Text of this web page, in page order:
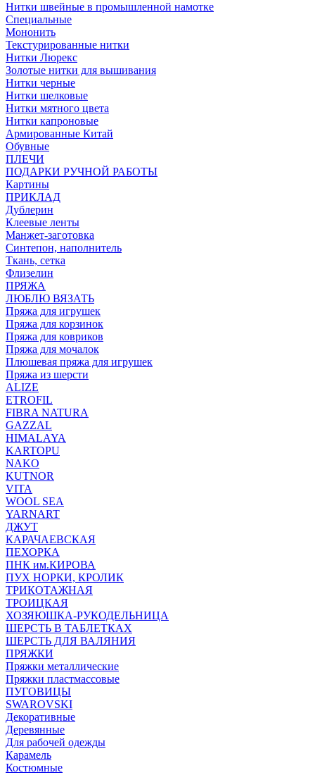
Нитки швейные в промышленной намотке
Специальные
Мононить
Текстурированные нитки
Нитки Люрекс
Золотые нитки для вышивания
Нитки черные
Нитки шелковые
Нитки мятного цвета
Нитки капроновые
Армированные Китай
Обувные
ПЛЕЧИ
ПОДАРКИ РУЧНОЙ РАБОТЫ
Картины
ПРИКЛАД
Дублерин
Клеевые ленты
Манжет-заготовка
Синтепон, наполнитель
Ткань, сетка
Флизелин
ПРЯЖА
ЛЮБЛЮ ВЯЗАТЬ
Пряжа для игрушек
Пряжа для корзинок
Пряжа для ковриков
Пряжа для мочалок
Плюшевая пряжа для игрушек
Пряжа из шерсти
ALIZE
ETROFIL
FIBRA NATURA
GAZZAL
HIMALAYA
KARTOPU
NAKO
KUTNOR
VITA
WOOL SEA
YARNART
ДЖУТ
КАРАЧАЕВСКАЯ
ПЕХОРКА
ПНК им.КИРОВА
ПУХ НОРКИ, КРОЛИК
ТРИКОТАЖНАЯ
ТРОИЦКАЯ
ХОЗЯЮШКА-РУКОДЕЛЬНИЦА
ШЕРСТЬ В ТАБЛЕТКАХ
ШЕРСТЬ ДЛЯ ВАЛЯНИЯ
ПРЯЖКИ
Пряжки металлические
Пряжки пластмассовые
ПУГОВИЦЫ
SWAROVSKI
Декоративные
Деревянные
Для рабочей одежды
Карамель
Костюмные